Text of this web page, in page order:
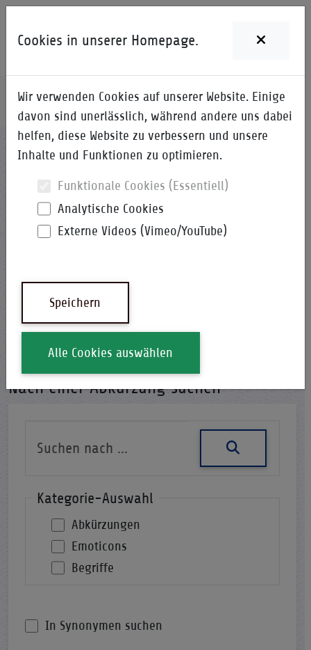
Home i-Qpedia Detail zum Begriff
IE
Wirtschaftsingenieur(in)
i-Qpedia Abkürzung
Nach einer Abkürzung suchen
Kategorie-Auswahl
Abkürzungen
Emoticons
Begriffe
In Synonymen suchen
Cookies in unserer Homepage.
Wir verwenden Cookies auf unserer Website. Einige
davon sind unerlässlich, während andere uns dabei
helfen, diese Website zu verbessern und unsere
Inhalte und Funktionen zu optimieren.
Funktionale Cookies (Essentiell)
Analytische Cookies
Externe Videos (Vimeo/YouTube)
Speichern
Alle Cookies auswählen